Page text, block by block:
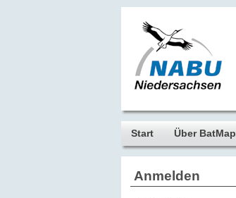
Start Über BatMap
Anmelden